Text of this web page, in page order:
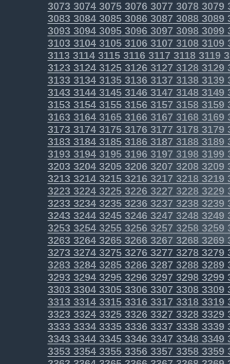
3073307430753076307730783079
3083308430853086308730883089
3093309430953096309730983099
3103310431053106310731083109
3113311431153116311731183119
3123312431253126312731283129
3133313431353136313731383139
3143314431453146314731483149
31533154315531563157 31583159
31633164316531663167 31683169
3173317431753176317731783179
31833184318531863187 31883189
31933194319531963197 31983199
32033204320532063207 32083209
32133214321532163217 32183219
32233224322532263227 32283229
32333234323532363237 32383239
32433244324532463247 32483249
32533254325532563257 32583259
32633264326532663267 32683269
3273327432753276327732783279
3283328432853286328732883289
3293329432953296329732983299
3303330433053306330733083309
3313331433153316331733183319
3323332433253326332733283329
3333333433353336333733383339
3343334433453346334733483349
3353335433553356335733583359